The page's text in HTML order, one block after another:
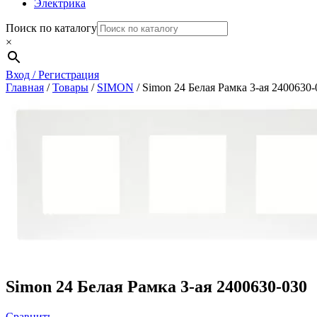
Электрика
Поиск по каталогу
×
Вход / Регистрация
Главная /Товары / SIMON / Simon 24 Белая Рамка 3-ая
Simon 24 Белая Рамка 3-ая 2400630-030